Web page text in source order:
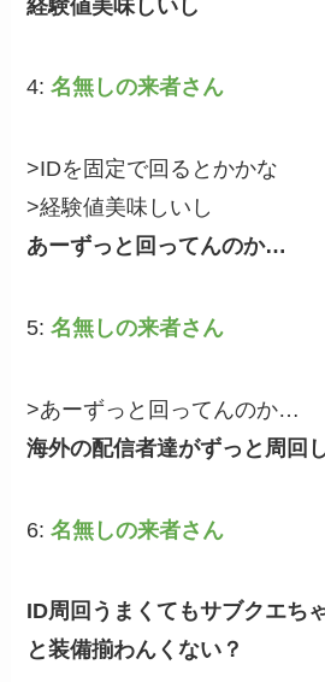
経験値美味しいし
4:名無しの来者さん
>IDを固定で回るとかかな
>経験値美味しいし
あーずっと回ってんのか…
5:名無しの来者さん
>あーずっと回ってんのか…
海外の配信者達がずっと周回
6:名無しの来者さん
ID周回うまくてもサブクエち
と装備揃わんくない？